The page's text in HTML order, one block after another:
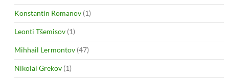
Konstantin Romanov (1)
Leonti Tšemisov (1)
Mihhail Lermontov (47)
Nikolai Grekov (1)